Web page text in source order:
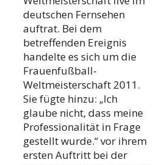
deutschen Fernsehen
auftrat. Bei dem
betreffenden Ereignis
handelte es sich um die
Frauenfußball-
Weltmeisterschaft 2011.
Sie fügte hinzu: „Ich
glaube nicht, dass meine
Professionalität in Frage
gestellt wurde.“ vor ihrem
ersten Auftritt bei der